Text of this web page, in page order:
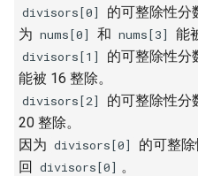
28. 对称的二叉树
29. 顺时针打印矩阵
30. 包含 min 函数的栈
31. 栈的压入、弹出序列
23. 两个链表的第一个重合节
点
24. 反转链表
25. 链表中的两数相加
26. 重排链表
4.3. 特定深度节点链表
4.4. 检查平衡性
4.5. 合法二叉搜索树
4.6. 后继者
divisors[0]
的可整除性分
为 nums[0] 和 nums[3] 能
divisors[1] 的可整除性分
能被 16 整除。
divisors[2] 的可整除性分
20 整除。
因为 divisors[0]
的可整
回 divisors[0] 。